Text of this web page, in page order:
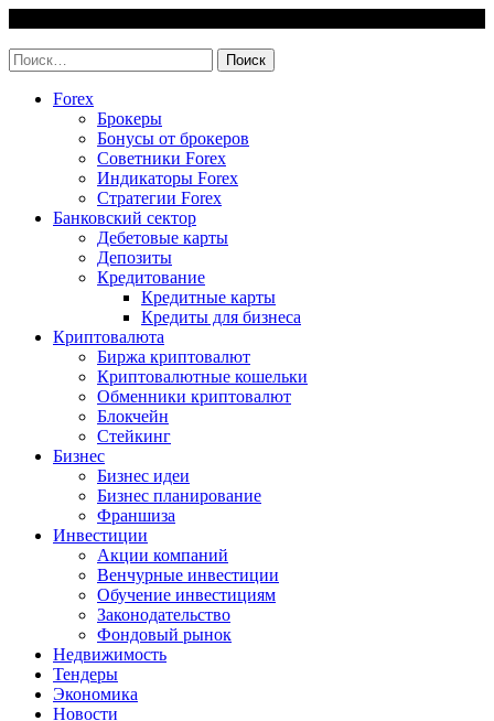
content
Найти:
Forex
Брокеры
Бонусы от брокеров
Советники Forex
Индикаторы Forex
Стратегии Forex
Банковский сектор
Дебетовые карты
Депозиты
Кредитование
Кредитные карты
Кредиты для бизнеса
Криптовалюта
Биржа криптовалют
Криптовалютные кошельки
Обменники криптовалют
Блокчейн
Стейкинг
Бизнес
Бизнес идеи
Бизнес планирование
Франшиза
Инвестиции
Акции компаний
Венчурные инвестиции
Обучение инвестициям
Законодательство
Фондовый рынок
Недвижимость
Тендеры
Экономика
Новости